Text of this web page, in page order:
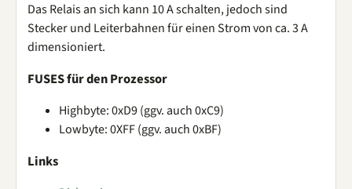
Das Relais an sich kann 10 A schalten, jedoch sind
Stecker und Leiterbahnen für einen Strom von ca. 3 A
dimensioniert.
FUSES für den Prozessor
Highbyte: 0xD9 (ggv. auch 0xC9)
Lowbyte: 0XFF (ggv. auch 0xBF)
Links